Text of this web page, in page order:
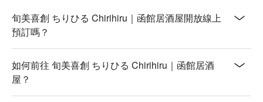
旬美喜創 ちりひる Chirihiru｜函館居酒屋開放線上
預訂嗎？
如何前往 旬美喜創 ちりひる Chirihiru｜函館居酒
屋？